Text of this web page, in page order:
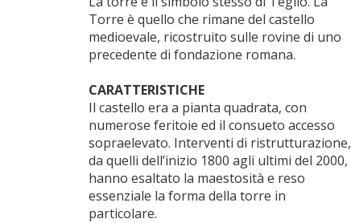
Torre è quello che rimane del castello
medioevale, ricostruito sulle rovine di uno
precedente di fondazione romana.
CARATTERISTICHE
Il castello era a pianta quadrata, con
numerose feritoie ed il consueto accesso
sopraelevato. Interventi di ristrutturazione,
da quelli dell’inizio 1800 agli ultimi del 2000,
hanno esaltato la maestosità e reso
essenziale la forma della torre in
particolare.